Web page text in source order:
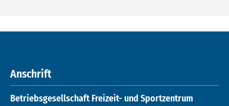
Anschrift
Betriebsgesellschaft Freizeit- und Sportzentrum